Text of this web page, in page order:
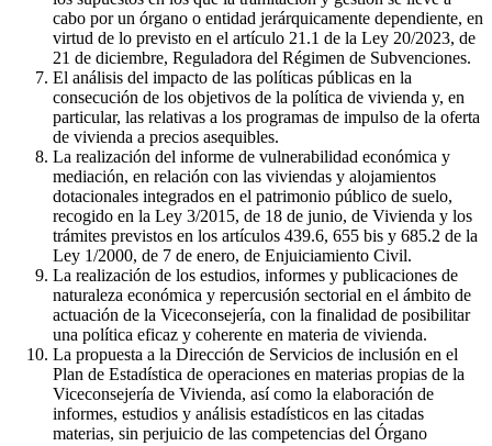
cabo por un órgano o entidad jerárquicamente dependiente, en
virtud de lo previsto en el artículo 21.1 de la Ley 20/2023, de
21 de diciembre, Reguladora del Régimen de Subvenciones.
El análisis del impacto de las políticas públicas en la
consecución de los objetivos de la política de vivienda y, en
particular, las relativas a los programas de impulso de la oferta
de vivienda a precios asequibles.
La realización del informe de vulnerabilidad económica y
mediación, en relación con las viviendas y alojamientos
dotacionales integrados en el patrimonio público de suelo,
recogido en la Ley 3/2015, de 18 de junio, de Vivienda y los
trámites previstos en los artículos 439.6, 655 bis y 685.2 de la
Ley 1/2000, de 7 de enero, de Enjuiciamiento Civil.
La realización de los estudios, informes y publicaciones de
naturaleza económica y repercusión sectorial en el ámbito de
actuación de la Viceconsejería, con la finalidad de posibilitar
una política eficaz y coherente en materia de vivienda.
La propuesta a la Dirección de Servicios de inclusión en el
Plan de Estadística de operaciones en materias propias de la
Viceconsejería de Vivienda, así como la elaboración de
informes, estudios y análisis estadísticos en las citadas
materias, sin perjuicio de las competencias del Órgano